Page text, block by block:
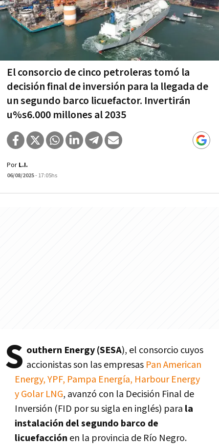
El consorcio de cinco petroleras tomó la
decisión final de inversión para la llegada de
un segundo barco licuefactor. Invertirán
u%s6.000 millones al 2035
Por L.I.
06/08/2025- 17:05hs
S outhern Energy (SESA), el consorcio cuyos
accionistas son las empresas Pan American
Energy, YPF, Pampa Energía, Harbour Energy
y Golar LNG, avanzó con la Decisión Final de
Inversión (FID por su sigla en inglés) para la
instalación del segundo barco de
licuefacción en la provincia de Río Negro.